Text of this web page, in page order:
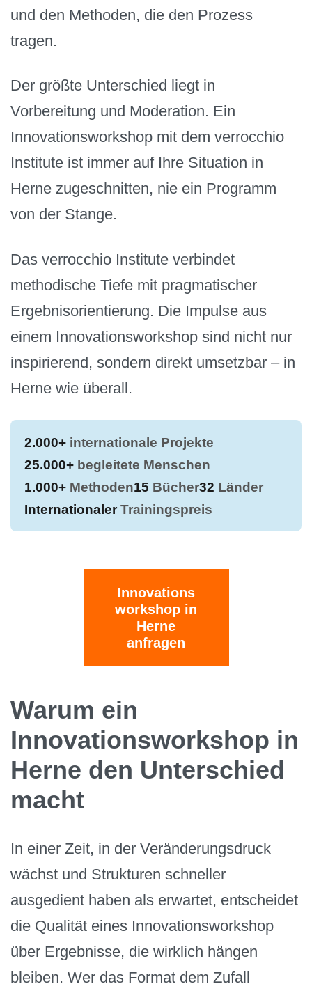
und den Methoden, die den Prozess
tragen.
Der größte Unterschied liegt in
Vorbereitung und Moderation. Ein
Innovationsworkshop mit dem verrocchio
Institute ist immer auf Ihre Situation in
Herne zugeschnitten, nie ein Programm
von der Stange.
Das verrocchio Institute verbindet
methodische Tiefe mit pragmatischer
Ergebnisorientierung. Die Impulse aus
einem Innovationsworkshop sind nicht nur
inspirierend, sondern direkt umsetzbar – in
Herne wie überall.
2.000+ internationale Projekte
25.000+ begleitete Menschen
1.000+ Methoden15 Bücher32 Länder
InternationalerTrainingspreis
Innovations
workshop in
Herne
anfragen
Warum ein
Innovationsworkshop in
Herne den Unterschied
macht
In einer Zeit, in der Veränderungsdruck
wächst und Strukturen schneller
ausgedient haben als erwartet, entscheidet
die Qualität eines Innovationsworkshop
über Ergebnisse, die wirklich hängen
bleiben. Wer das Format dem Zufall